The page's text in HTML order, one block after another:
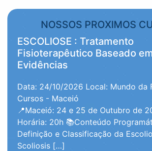
NOSSOS PROXIMOS
ESCOLIOSE : Tratamento
Fisioterapêutico Baseado
Evidências
Data: 24/10/2026 Local: Mundo da
Cursos - Maceió
📍Maceió: 24 e 25 de Outubro de
Horária: 20h 📚Conteúdo
Definição e Classificação da
Scoliosis […]